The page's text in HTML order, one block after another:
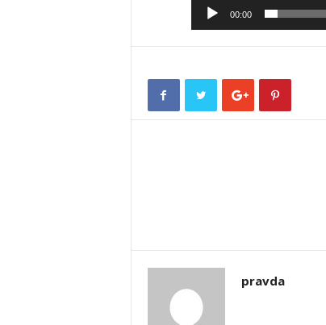
00:00
pravda